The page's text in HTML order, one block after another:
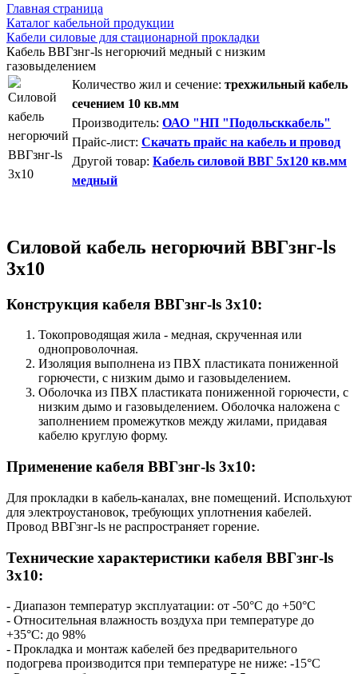
Главная страница
Каталог кабельной продукции
Кабели силовые для стационарной прокладки
Кабель ВВГзнг-ls негорючий медный с низким
газовыделением
Количество жил и сечение: трехжильный кабель
сечением 10 кв.мм
Производитель: ОАО "НП "Подольсккабель"
Прайс-лист: Скачать прайс на кабель и провод
Другой товар: Кабель силовой ВВГ 5х120 кв.мм
медный
Силовой кабель негорючий ВВГзнг-ls
3х10
Конструкция кабеля ВВГзнг-ls 3х10:
Токопроводящая жила - медная, скрученная или
однопроволочная.
Изоляция выполнена из ПВХ пластиката пониженной
горючести, с низким дымо и газовыделением.
Оболочка из ПВХ пластиката пониженной горючести, с
низким дымо и газовыделением. Оболочка наложена с
заполнением промежутков между жилами, придавая
кабелю круглую форму.
Применение кабеля ВВГзнг-ls 3х10:
Для прокладки в кабель-каналах, вне помещений. Испольхуют
для электроустановок, требующих уплотнения кабелей.
Провод ВВГзнг-ls не распространяет горение.
Технические характеристики кабеля ВВГзнг-ls
3х10:
- Диапазон температур эксплуатации: от -50°С до +50°С
- Относительная влажность воздуха при температуре до
+35°С: до 98%
- Прокладка и монтаж кабелей без предварительного
подогрева производится при температуре не ниже: -15°С